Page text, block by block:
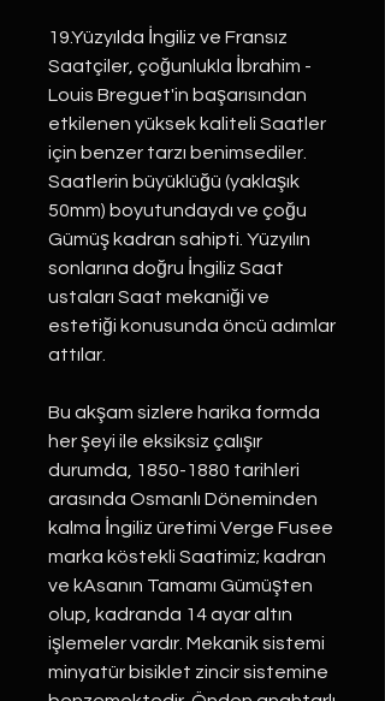
19.Yüzyılda İngiliz ve Fransız
Saatçiler, çoğunlukla İbrahim -
Louis Breguet'in başarısından
etkilenen yüksek kaliteli Saatler
için benzer tarzı benimsediler.
Saatlerin büyüklüğü (yaklaşık
50mm) boyutundaydı ve çoğu
Gümüş kadran sahipti. Yüzyılın
sonlarına doğru İngiliz Saat
ustaları Saat mekaniği ve
estetiği konusunda öncü adımlar
attılar.
Bu akşam sizlere harika formda
her şeyi ile eksiksiz çalışır
durumda, 1850-1880 tarihleri
arasında Osmanlı Döneminden
kalma İngiliz üretimi Verge Fusee
marka köstekli Saatimiz; kadran
ve kAsanın Tamamı Gümüşten
olup, kadranda 14 ayar altın
işlemeler vardır. Mekanik sistemi
minyatür bisiklet zincir sistemine